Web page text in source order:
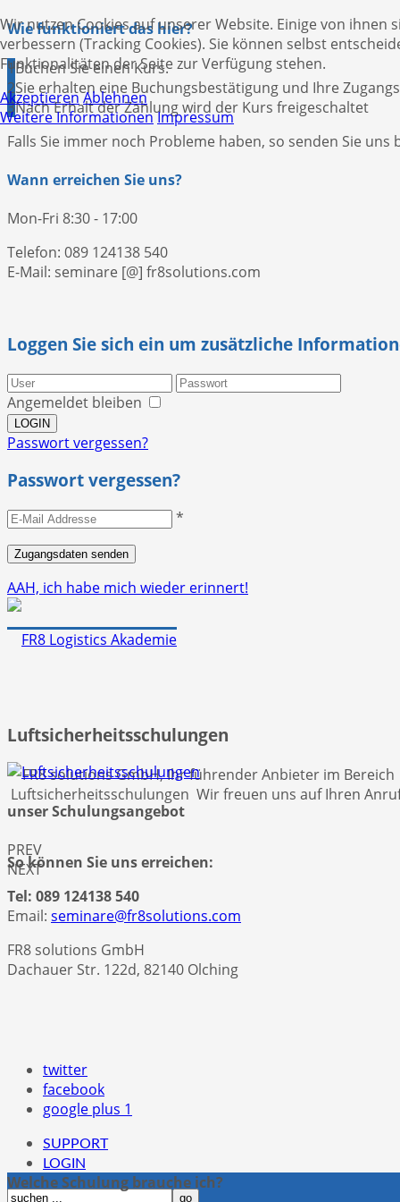
Wie funktioniert das hier?
1Buchen Sie einen Kurs.
2Sie erhalten eine Buchungsbestätigung und Ihre
3Nach Erhalt der Zahlung wird der Kurs freigeschaltet
Falls Sie immer noch Probleme haben, so senden Sie uns
Wann erreichen Sie uns?
Mon-Fri 8:30 - 17:00
Telefon: 089 124138 540
E-Mail: seminare [@] fr8solutions.com
Loggen Sie sich ein um zusätzliche
Angemeldet bleiben
Passwort vergessen?
Passwort vergessen?
*
AAH, ich habe mich wieder erinnert!
FR8 solutions GmbH, Ihr führender Anbieter im Bereich
Luftsicherheitsschulungen Wir freuen uns auf Ihren
So können Sie uns erreichen:
Tel: 089 124138 540
Email: seminare@fr8solutions.com
FR8 solutions GmbH
Dachauer Str. 122d, 82140 Olching
twitter
facebook
google plus 1
SUPPORT
LOGIN
Luftsicherheitsschulungen
unser Schulungsangebot
PREV
NEXT
Welche Schulung brauche ich?
Wir nutzen Cookies auf unserer Website. Einige von
verbessern (Tracking Cookies). Sie können selbst
Funktionalitäten der Seite zur Verfügung stehen.
Akzeptieren Ablehnen
Weitere Informationen Impressum